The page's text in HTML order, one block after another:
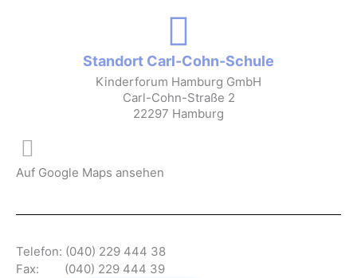
Standort Carl-Cohn-Schule
Kinderforum Hamburg GmbH
Carl-Cohn-Straße 2
22297 Hamburg
Auf Google Maps ansehen
Telefon: (040) 229 444 38
Fax: (040) 229 444 39